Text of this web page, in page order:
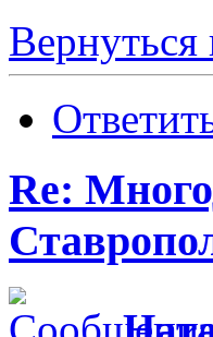
Вернуться
Re: